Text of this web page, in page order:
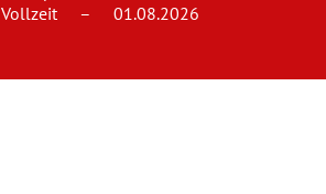
Vollzeit – 01.08.2026
Team
Kontakt